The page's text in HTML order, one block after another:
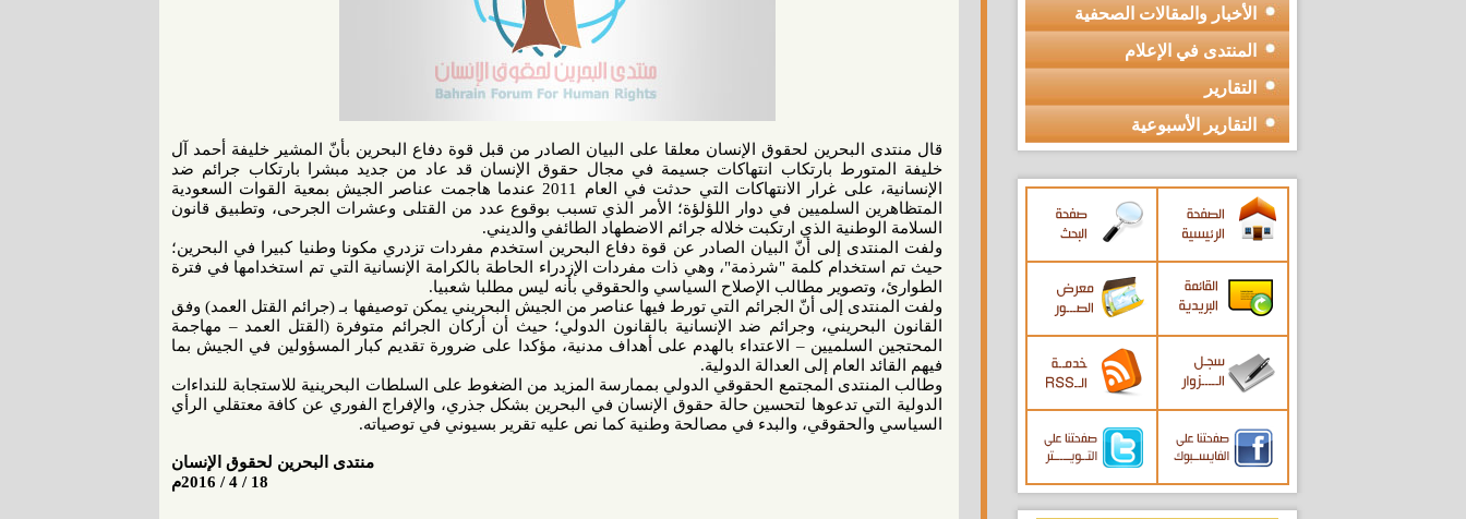
قال منتدى البحرين لحقوق الإنسان معلقا على البيان الصادر من قبل قوة دفاع البحرين بأنّ المشير خليفة أحمد آل
خليفة المتورط بارتكاب انتهاكات جسيمة في مجال حقوق الإنسان قد عاد من جديد مبشرا بارتكاب جرائم ضد
الإنسانية، على غرار الانتهاكات التي حدثت في العام 2011 عندما هاجمت عناصر الجيش بمعية القوات السعودية
المتظاهرين السلميين في دوار اللؤلؤة؛ الأمر الذي تسبب بوقوع عدد من القتلى وعشرات الجرحى، وتطبيق قانون
السلامة الوطنية الذي ارتكبت خلاله جرائم الاضطهاد الطائفي والديني.
ولفت المنتدى إلى أنّ البيان الصادر عن قوة دفاع البحرين استخدم مفردات تزدري مكونا وطنيا كبيرا في البحرين؛
حيث تم استخدام كلمة "شرذمة"، وهي ذات مفردات الإزدراء الحاطة بالكرامة الإنسانية التي تم استخدامها في فترة
الطوارئ، وتصوير مطالب الإصلاح السياسي والحقوقي بأنه ليس مطلبا شعبيا.
ولفت المنتدى إلى أنّ الجرائم التي تورط فيها عناصر من الجيش البحريني يمكن توصيفها بـ (جرائم القتل العمد) وفق
القانون البحريني، وجرائم ضد الإنسانية بالقانون الدولي؛ حيث أن أركان الجرائم متوفرة (القتل العمد – مهاجمة
المحتجين السلميين – الاعتداء بالهدم على أهداف مدنية، مؤكدا على ضرورة تقديم كبار المسؤولين في الجيش بما
فيهم القائد العام إلى العدالة الدولية.
وطالب المنتدى المجتمع الحقوقي الدولي بممارسة المزيد من الضغوط على السلطات البحرينية للاستجابة للنداءات
الدولية التي تدعوها لتحسين حالة حقوق الإنسان في البحرين بشكل جذري، والإفراج الفوري عن كافة معتقلي الرأي
السياسي والحقوقي، والبدء في مصالحة وطنية كما نص عليه تقرير بسيوني في توصياته.
منتدى البحرين لحقوق الإنسان
18 / 4 / 2016م
الأخبار والمقالات الصحفية
المنتدى في الإعلام
التقارير
التقارير الأسبوعية